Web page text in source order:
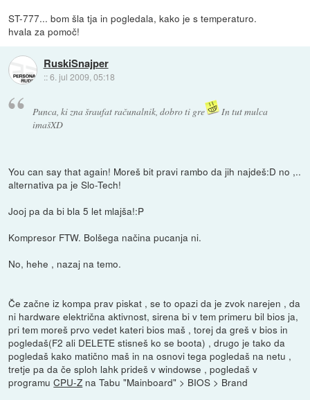
ST-777... bom šla tja in pogledala, kako je s temperaturo.
hvala za pomoč!
RuskiSnajper
::6. jul 2009, 05:18
Punca, ki zna šraufat računalnik, dobro ti gre
In tut mulca
imašXD
You can say that again! Moreš bit pravi rambo da jih najdeš:D no ,..
alternativa pa je Slo-Tech!
Jooj pa da bi bla 5 let mlajša!:P
Kompresor FTW. Bolšega načina pucanja ni.
No, hehe , nazaj na temo.
Če začne iz kompa prav piskat , se to opazi da je zvok narejen , da
ni hardware električna aktivnost, sirena bi v tem primeru bil bios ja,
pri tem moreš prvo vedet kateri bios maš , torej da greš v bios in
pogledaš(F2 ali DELETE stisneš ko se boota) , drugo je tako da
pogledaš kako matično maš in na osnovi tega pogledaš na netu ,
tretje pa da če sploh lahk prideš v windowse , pogledaš v
programuCPU-Z na Tabu "Mainboard" > BIOS > Brand